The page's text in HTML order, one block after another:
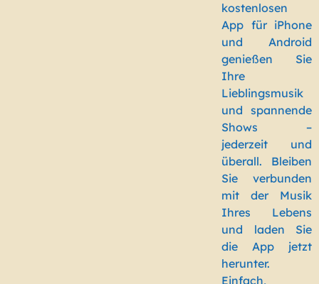
kostenlosen
App für iPhone
und Android
genießen Sie
Ihre
Lieblingsmusik
und spannende
Shows –
jederzeit und
überall. Bleiben
Sie verbunden
mit der Musik
Ihres Lebens
und laden Sie
die App jetzt
herunter.
Einfach,